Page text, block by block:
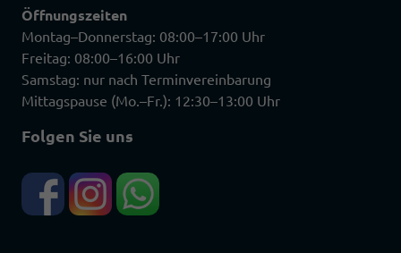
Öffnungszeiten
Montag–Donnerstag: 08:00–17:00 Uhr
Freitag: 08:00–16:00 Uhr
Samstag: nur nach Terminvereinbarung
Mittagspause (Mo.–Fr.): 12:30–13:00 Uhr
Folgen Sie uns